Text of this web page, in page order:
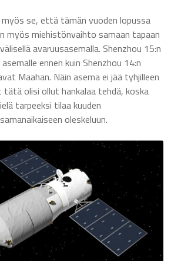
se, että tämän vuoden lopussa
myös miehistönvaihto samaan tapaan
avaruusasemalla. Shenzhou 15:n
ennen kuin Shenzhou 14:n
Maahan. Näin asema ei jää tyhjilleen
tätä olisi ollut hankalaa tehdä, koska
tarpeeksi tilaa kuuden
oleskeluun.